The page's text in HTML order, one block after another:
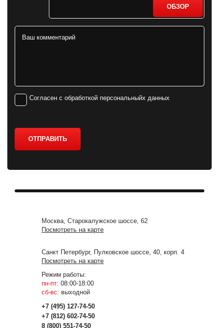
ОБЗОР
Согласен с обработкой персональныйх данных
ОТПРАВИТЬ
Москва, Старокалужское шоссе, 62
Посмотреть на карте
Санкт Петербург, Пулковское шоссе, 40, корп. 4
Посмотреть на карте
Режим работы:
пн-пт: 08:00-18:00
сб-вс: выходной
+7 (495) 127-74-50
+7 (812) 602-74-50
8 (800) 551-74-50